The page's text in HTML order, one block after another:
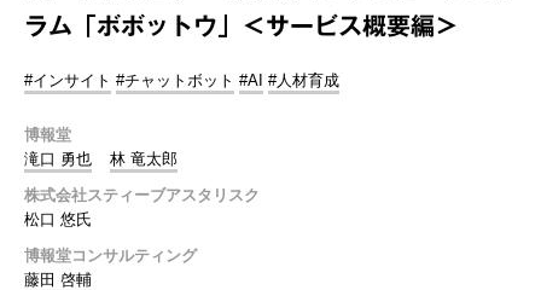
ラム「ボボットウ」＜サービス概要編＞
#インサイト #チャットボット #AI #人材育成
博報堂
滝口 勇也
林 竜太郎
株式会社スティーブアスタリスク
松口 悠氏
博報堂コンサルティング
藤田 啓輔